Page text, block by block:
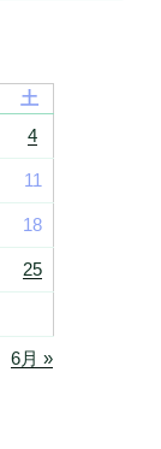
土
4
11
18
25
6月 »